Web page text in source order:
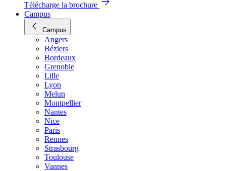
Télécharge la brochure
Campus
Campus
Angers
Béziers
Bordeaux
Grenoble
Lille
Lyon
Melun
Montpellier
Nantes
Nice
Paris
Rennes
Strasbourg
Toulouse
Vannes